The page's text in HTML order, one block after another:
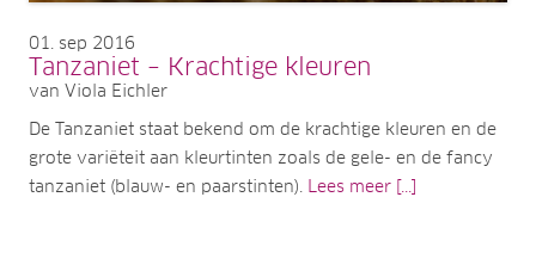
01 sep 2016
Tanzaniet – Krachtige kleuren
van Viola Eichler
De Tanzaniet staat bekend om de krachtige kleuren en de
grote variëteit aan kleurtinten zoals de gele- en de fancy
tanzaniet (blauw- en paarstinten). Lees meer [...]